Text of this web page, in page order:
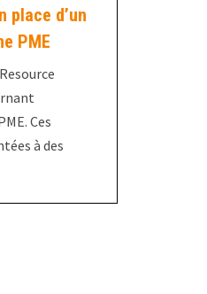
place d’un
PME
Ces
à des